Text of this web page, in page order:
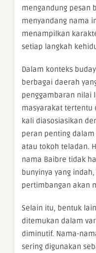
mengandung pesan
menyandang nama
menampilkan
setiap langkah
Dalam konteks
berbagai daerah
penggambaran nilai
masyarakat tertentu
kali diasosiasikan
peran penting
atau tokoh teladan.
nama Baibre tidak
bunyinya yang
pertimbangan akan
Selain itu, bentuk
ditemukan dalam
diminutif. Nama-
sering digunakan